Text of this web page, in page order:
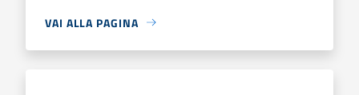
VAI ALLA PAGINA